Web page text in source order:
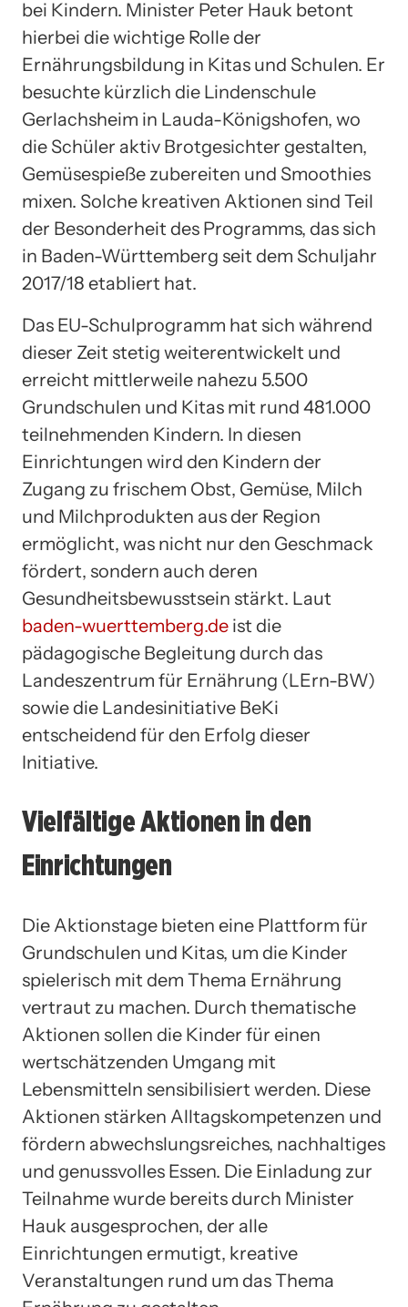
bei Kindern. Minister Peter Hauk betont
hierbei die wichtige Rolle der
Ernährungsbildung in Kitas und Schulen. Er
besuchte kürzlich die Lindenschule
Gerlachsheim in Lauda-Königshofen, wo
die Schüler aktiv Brotgesichter gestalten,
Gemüsespieße zubereiten und Smoothies
mixen. Solche kreativen Aktionen sind Teil
der Besonderheit des Programms, das sich
in Baden-Württemberg seit dem Schuljahr
2017/18 etabliert hat.
Das EU-Schulprogramm hat sich während
dieser Zeit stetig weiterentwickelt und
erreicht mittlerweile nahezu 5.500
Grundschulen und Kitas mit rund 481.000
teilnehmenden Kindern. In diesen
Einrichtungen wird den Kindern der
Zugang zu frischem Obst, Gemüse, Milch
und Milchprodukten aus der Region
ermöglicht, was nicht nur den Geschmack
fördert, sondern auch deren
Gesundheitsbewusstsein stärkt. Laut
baden-wuerttemberg.de ist die
pädagogische Begleitung durch das
Landeszentrum für Ernährung (LErn-BW)
sowie die Landesinitiative BeKi
entscheidend für den Erfolg dieser
Initiative.
Vielfältige Aktionen in den
Einrichtungen
Die Aktionstage bieten eine Plattform für
Grundschulen und Kitas, um die Kinder
spielerisch mit dem Thema Ernährung
vertraut zu machen. Durch thematische
Aktionen sollen die Kinder für einen
wertschätzenden Umgang mit
Lebensmitteln sensibilisiert werden. Diese
Aktionen stärken Alltagskompetenzen und
fördern abwechslungsreiches, nachhaltiges
und genussvolles Essen. Die Einladung zur
Teilnahme wurde bereits durch Minister
Hauk ausgesprochen, der alle
Einrichtungen ermutigt, kreative
Veranstaltungen rund um das Thema